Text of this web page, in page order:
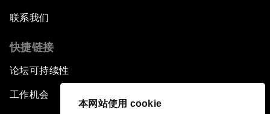
本网站使用 cookie
联系我们
快捷链接
论坛可持续性
工作机会